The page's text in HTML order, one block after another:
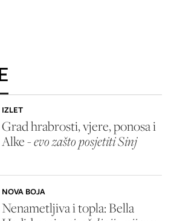
IZLET
Grad hrabrosti, vjere, ponosa i
Alke -evo zašto posjetiti Sinj
NOVA BOJA
Nenametljiva i topla: Bella